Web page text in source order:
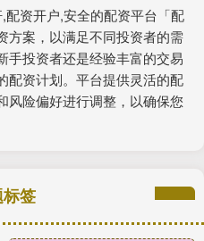
资开户,安全的配资平台「配
方案，以满足不同投资者的需
手投资者还是经验丰富的交易
配资计划。平台提供灵活的配
风险偏好进行调整，以确保您
签